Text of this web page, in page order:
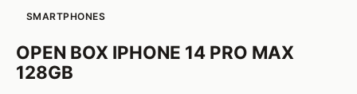
SMARTPHONES
OPEN BOX IPHONE 14 PRO MAX
128GB